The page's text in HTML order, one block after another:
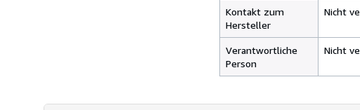
Kontakt zum
Hersteller
Nicht
Verantwortliche
Person
Nicht